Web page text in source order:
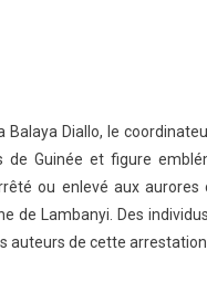
Balaya Diallo, le
de Guinée et figure
ou enlevé aux
de Lambanyi. Des
auteurs de cette